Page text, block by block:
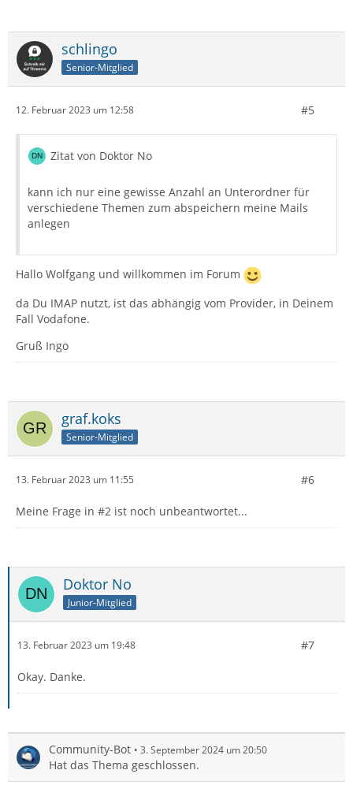
schlingo
Senior-Mitglied
12. Februar 2023 um 12:58 #5
Zitat von Doktor No
kann ich nur eine gewisse Anzahl an Unterordner für
verschiedene Themen zum abspeichern meine Mails
anlegen
Hallo Wolfgang und willkommen im Forum
da Du IMAP nutzt, ist das abhängig vom Provider, in Deinem
Fall Vodafone.
Gruß Ingo
graf.koks
Senior-Mitglied
13. Februar 2023 um 11:55 #6
Meine Frage in #2 ist noch unbeantwortet...
Doktor No
Junior-Mitglied
13. Februar 2023 um 19:48 #7
Okay. Danke.
Community-Bot 3. September 2024 um 20:50
Hat das Thema geschlossen.